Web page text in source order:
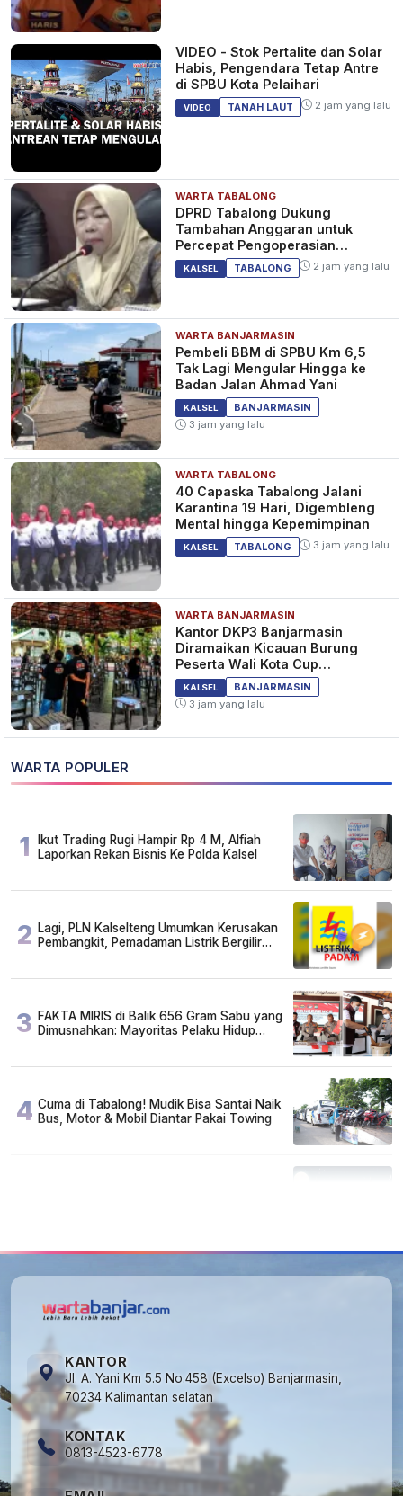
VIDEO - Stok Pertalite dan Solar
Habis, Pengendara Tetap Antre
di SPBU Kota Pelaihari
VIDEO TANAH LAUT 2 jam yang lalu
WARTA TABALONG
DPRD Tabalong Dukung
Tambahan Anggaran untuk
Percepat Pengoperasian
Bandara Warukin
KALSEL TABALONG 2 jam yang lalu
WARTA BANJARMASIN
Pembeli BBM di SPBU Km 6,5
Tak Lagi Mengular Hingga ke
Badan Jalan Ahmad Yani
KALSEL
BANJARMASIN
3 jam yang lalu
WARTA TABALONG
40 Capaska Tabalong Jalani
Karantina 19 Hari, Digembleng
Mental hingga Kepemimpinan
KALSEL TABALONG 3 jam yang lalu
WARTA BANJARMASIN
Kantor DKP3 Banjarmasin
Diramaikan Kicauan Burung
Peserta Wali Kota Cup
Banjarmasin
KALSEL
BANJARMASIN
3 jam yang lalu
WARTA POPULER
1
Ikut Trading Rugi Hampir Rp 4 M, Alfiah
Laporkan Rekan Bisnis Ke Polda Kalsel
2 Lagi, PLN Kalselteng Umumkan Kerusakan
Pembangkit, Pemadaman Listrik Bergilir
3 FAKTA MIRIS di Balik 656 Gram Sabu yang
Dimusnahkan: Mayoritas Pelaku Hidup
4 Cuma di Tabalong! Mudik Bisa Santai Naik
Bus, Motor & Mobil Diantar Pakai Towing
KANTOR
Jl. A. Yani Km 5.5 No.458 (Excelso) Banjarmasin,
70234 Kalimantan selatan
KONTAK
0813-4523-6778